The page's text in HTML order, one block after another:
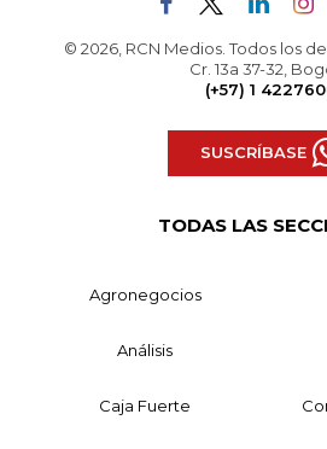
© 2026, RCN Medios. Todos los
Cr. 13a 37-32,
(+57) 1
SUSCRÍBASE
TODAS LAS
Agronegocios
Análisis
Caja Fuerte